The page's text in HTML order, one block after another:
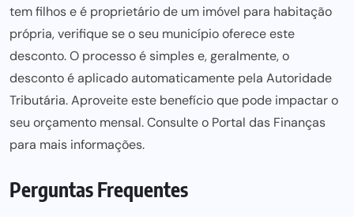
tem filhos e é proprietário de um imóvel para habitação
própria, verifique se o seu município oferece este
desconto. O processo é simples e, geralmente, o
desconto é aplicado automaticamente pela Autoridade
Tributária. Aproveite este benefício que pode impactar o
seu orçamento mensal. Consulte o Portal das Finanças
para mais informações.
Perguntas Frequentes